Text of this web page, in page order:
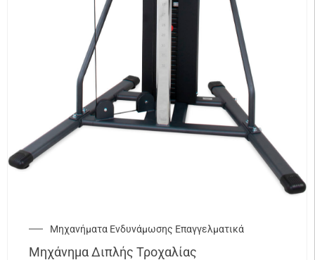
Μηχανήματα Ενδυνάμωσης Επαγγελματικά
Μηχάνημα Διπλής Τροχαλίας